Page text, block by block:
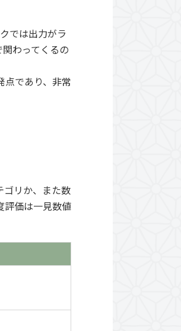
では出力がラ
わってくるの
点であり、非常
ゴリか、また数
評価は一見数値